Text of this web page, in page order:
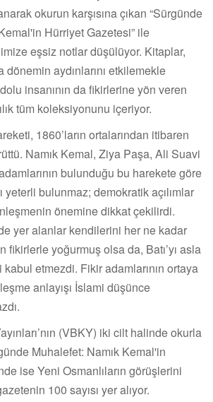
okurun karşısına çıkan “Sürgünde
Hürriyet Gazetesi” ile
eşsiz notlar düşülüyor. Kitaplar,
dönemin aydınlarını etkilemekle
insanının da fikirlerine yön veren
tüm koleksiyonunu içeriyor.
1860’ların ortalarından itibaren
Namık Kemal, Ziya Paşa, Ali Suavi
bulunduğu bu harekete göre
yeterli bulunmaz; demokratik açılımlar
önemine dikkat çekilirdi.
yer alanlar kendilerini her ne kadar
fikirlerle yoğurmuş olsa da, Batı’yı asla
etmezdi. Fikir adamlarının ortaya
anlayışı İslami düşünce
(VBKY) iki cilt halinde okurla
Muhalefet: Namık Kemal'in
ise Yeni Osmanlıların görüşlerini
100 sayısı yer alıyor.